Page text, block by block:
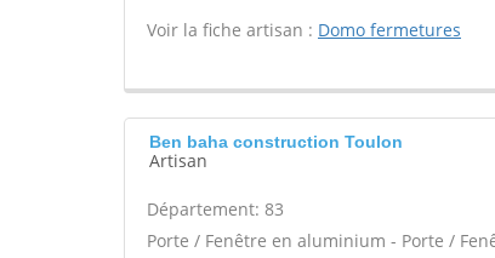
Voir la fiche artisan : Domo fermetures
Ben baha construction Toulon
Artisan
Département: 83
Porte / Fenêtre en aluminium - Porte /